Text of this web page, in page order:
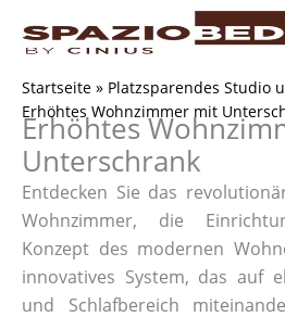
Inhalt
Startseite » Platzsparendes Studio
Erhöhtes Wohnzimmer mit
Erhöhtes
Unterschrank
Entdecken Sie das
Wohnzimmer, die
Konzept des modernen
innovatives System, das auf
und Schlafbereich